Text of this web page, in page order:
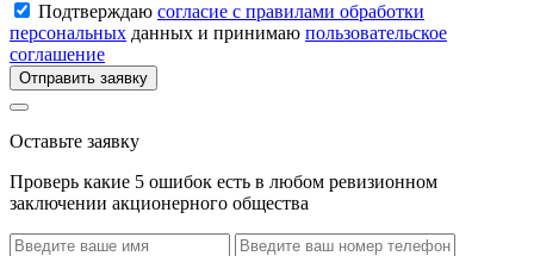
Подтверждаю согласие с правилами обработки
персональных данных и принимаю пользовательское
соглашение
Отправить заявку
Оставьте заявку
Проверь какие 5 ошибок есть в любом ревизионном
заключении акционерного общества